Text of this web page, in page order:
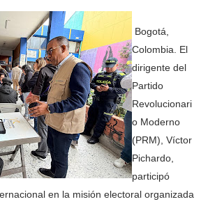
Bogotá,
Colombia. El
dirigente del
Partido
Revolucionari
o Moderno
(PRM), Víctor
Pichardo,
participó
en la misión electoral organizada